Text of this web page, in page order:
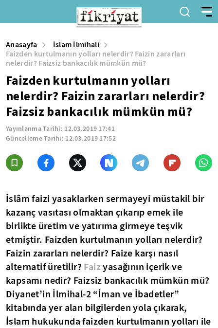
Anasayfa
İslam İlmihali
Faizden kurtulmanın yolları nelerdir? Faizin zararları
nelerdir? Faizsiz bankacılık mümkün mü?
Faizden kurtulmanın yolları
nelerdir? Faizin zararları nelerdir?
Faizsiz bankacılık mümkün mü?
Yayınlanma Tarihi: 12.03.2019 17:41
Güncelleme Tarihi: 12.03.2019 17:52
İslâm faizi yasaklarken sermayeyi müstakil bir
kazanç vasıtası olmaktan çıkarıp emek ile
birlikte üretim ve yatırıma girmeye teşvik
etmiştir. Faizden kurtulmanın yolları nelerdir?
Faizin zararları nelerdir? Faize karşı nasıl
alternatif üretilir? Faizyasağının içerik ve
kapsamı nedir? Faizsiz bankacılık mümkün mü?
Diyanet’in İlmihal-2 “İman ve İbadetler”
kitabında yer alan bilgilerden yola çıkarak,
İslam hukukunda faizden kurtulmanın yolları ile